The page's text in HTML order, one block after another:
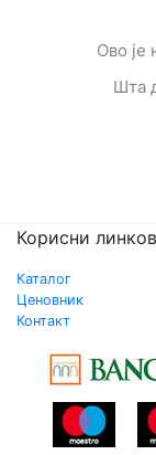
Ово је
Шта
Корисни
Каталог
Ценовник
Контакт